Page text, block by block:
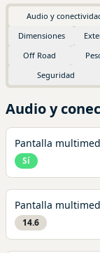
Audio y
Dimensiones
Off Road
Seguridad
Audio y
Pantalla
Sí
Pantalla
14.6